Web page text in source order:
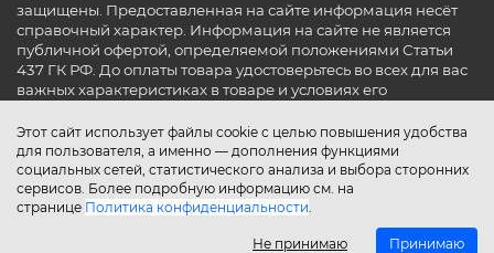
Купите уличный инфракрасный обогреватель в нашем
интернет-магазине и наслаждайтесь теплом под
открытым небом в любое время года.
Этот сайт использует файлы cookie с целью повышения удобства
для пользователя, а именно — дополнения функциями
социальных сетей, статистического анализа и выбора сторонних
сервисов. Более подробную информацию см. на
странице Политика конфиденциальности.
Не принимаю Принимаю
защищены. Предоставленная на сайте информация несёт
справочный характер. Информация на сайте не является
публичной офертой, определяемой положениями Статьи
437 ГК РФ. До оплаты товара удостоверьтесь во всех для вас
важных характеристиках в товаре и условиях его